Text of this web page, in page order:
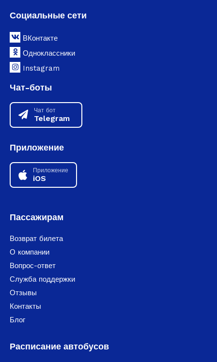
Социальные сети
ВКонтакте
Одноклассники
Instagram
Чат-боты
Чат бот
Telegram
Приложение
Приложение
iOS
Пассажирам
Возврат билета
О компании
Вопрос-ответ
Служба поддержки
Отзывы
Контакты
Блог
Расписание автобусов